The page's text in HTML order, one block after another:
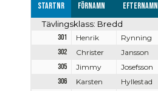
Startnr Förnamn Efternamn
Tävlingsklass: Bredd
301 Henrik Rynning
302
Christer Jansson
305
Jimmy Josefsson
306
Karsten Hyllestad